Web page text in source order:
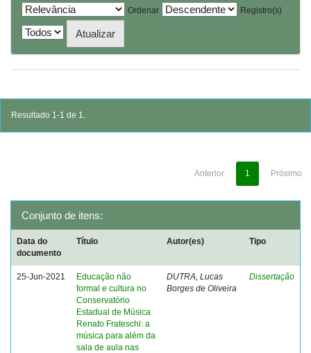
Ordenar
Registro(s)
Resultado 1-1 de 1.
Anterior 1 Próximo
Conjunto de itens:
Data do
documento
Título Autor(es) Tipo
25-Jun-2021
Educação não
formal e cultura no
Conservatório
Estadual de Música
Renato Frateschi: a
música para além da
sala de aula nas
DUTRA, Lucas
Borges de Oliveira
Dissertação